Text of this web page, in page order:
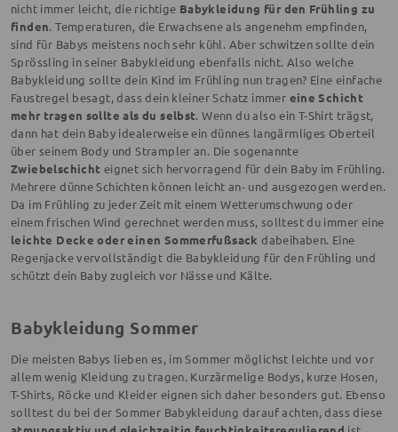
nicht immer leicht, die richtige Babykleidung für den Frühling zu
finden. Temperaturen, die Erwachsene als angenehm empfinden,
sind für Babys meistens noch sehr kühl. Aber schwitzen sollte dein
Sprössling in seiner Babykleidung ebenfalls nicht. Also welche
Babykleidung sollte dein Kind im Frühling nun tragen? Eine einfache
Faustregel besagt, dass dein kleiner Schatz immer eine Schicht
mehr tragen sollte als du selbst. Wenn du also ein T-Shirt trägst,
dann hat dein Baby idealerweise ein dünnes langärmliges Oberteil
über seinem Body und Strampler an. Die sogenannte
Zwiebelschicht eignet sich hervorragend für dein Baby im Frühling.
Mehrere dünne Schichten können leicht an- und ausgezogen werden.
Da im Frühling zu jeder Zeit mit einem Wetterumschwung oder
einem frischen Wind gerechnet werden muss, solltest du immer eine
leichte Decke oder einen Sommerfußsack dabeihaben. Eine
Regenjacke vervollständigt die Babykleidung für den Frühling und
schützt dein Baby zugleich vor Nässe und Kälte.
Babykleidung Sommer
Die meisten Babys lieben es, im Sommer möglichst leichte und vor
allem wenig Kleidung zu tragen. Kurzärmelige Bodys, kurze Hosen,
T-Shirts, Röcke und Kleider eignen sich daher besonders gut. Ebenso
solltest du bei der Sommer Babykleidung darauf achten, dass diese